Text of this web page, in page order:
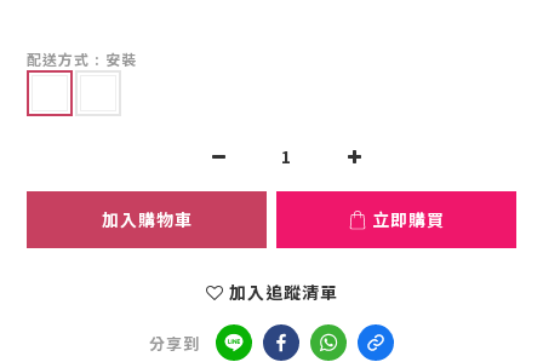
配送方式 : 安裝
加入購物車 立即購買
加入追蹤清單
分享到